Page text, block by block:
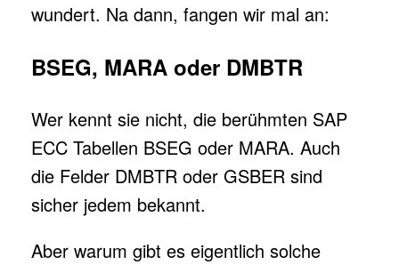
wundert. Na dann, fangen wir mal an:
BSEG, MARA oder DMBTR
Wer kennt sie nicht, die berühmten SAP
ECC Tabellen BSEG oder MARA. Auch
die Felder DMBTR oder GSBER sind
sicher jedem bekannt.
Aber warum gibt es eigentlich solche
Telefon (optional)
Zusätzliche Nachricht (optional)
DSGVO Datenschutzbestimmungen
Ich stimme der Speicherung und Verarbeitung meiner
Datenschutzbestimmungen.